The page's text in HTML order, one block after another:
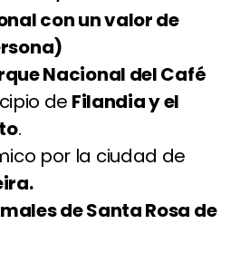
con un valor de
Nacional del Café
de Filandia y el
.
por la ciudad de
de Santa Rosa de